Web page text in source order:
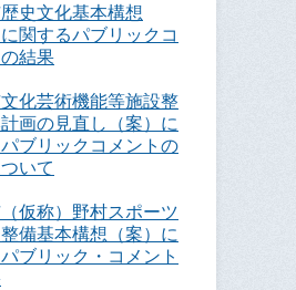
史文化基本構想
に関するパブリックコ
結果
化芸術機能等施設整
画の見直し（案）に
ブリックコメントの
いて
仮称）野村スポーツ
備基本構想（案）に
ブリック・コメント